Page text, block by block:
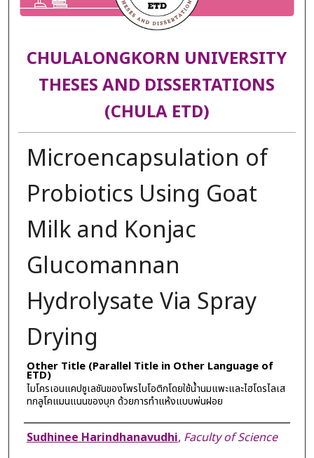
CHULALONGKORN UNIVERSITY
THESES AND DISSERTATIONS
(CHULA ETD)
Microencapsulation of
Probiotics Using Goat
Milk and Konjac
Glucomannan
Hydrolysate Via Spray
Drying
Other Title (Parallel Title in Other Language of
ETD)
ไมโครเอนแคปซูเลชันของโพรไบโอติกโดยใช้น้ำนมแพะและไฮโดรไลเส
ทกลูโคแมนแนนของบุก ด้วยการทำแห้งแบบพ่นฝอย
Author
Sudhinee Harindhanavudhi, Faculty of Science